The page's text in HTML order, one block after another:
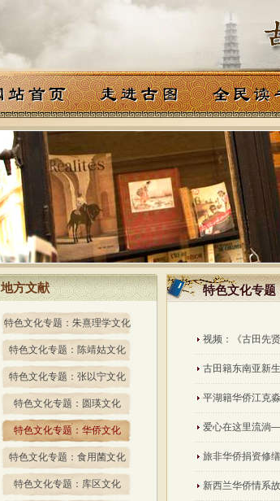
地方文献
特色文化专题：朱熹理学文化
特色文化专题：陈靖姑文化
特色文化专题：张以宁文化
特色文化专题：圆瑛文化
特色文化专题：华侨文化
特色文化专题：食用菌文化
特色文化专题：库区文化
特色文化专题
特色文化专
视频：《古田先
古田籍东南亚新
平湖籍华侨江克
爱心在这里流淌
旅非华侨捐资修
新西兰华侨情系